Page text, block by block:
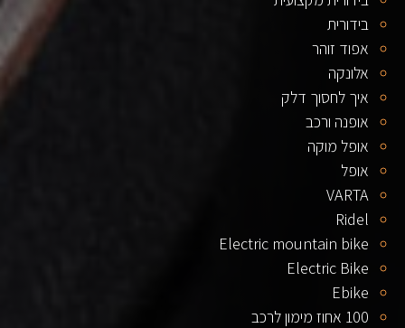
בידורית
אפוד זוהר
אלונקה
איך לחסוך דלק
אופנה ורכב
אופל מוקה
אופל
VARTA
Ridel
Electric mountain bike
Electric Bike
Ebike
100 אחוז מימון לרכב